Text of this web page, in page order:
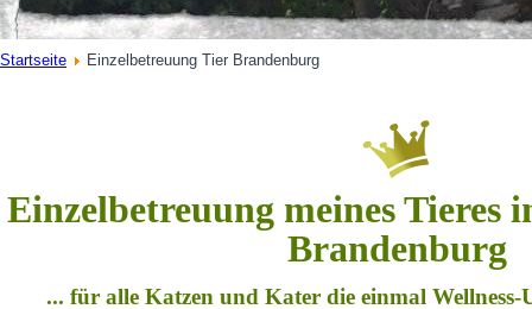
Startseite Einzelbetreuung Tier Brandenburg
Einzelbetreuung meines Tieres
Brandenburg
... für alle Katzen und Kater die einmal